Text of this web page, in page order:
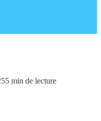
5 min de lecture